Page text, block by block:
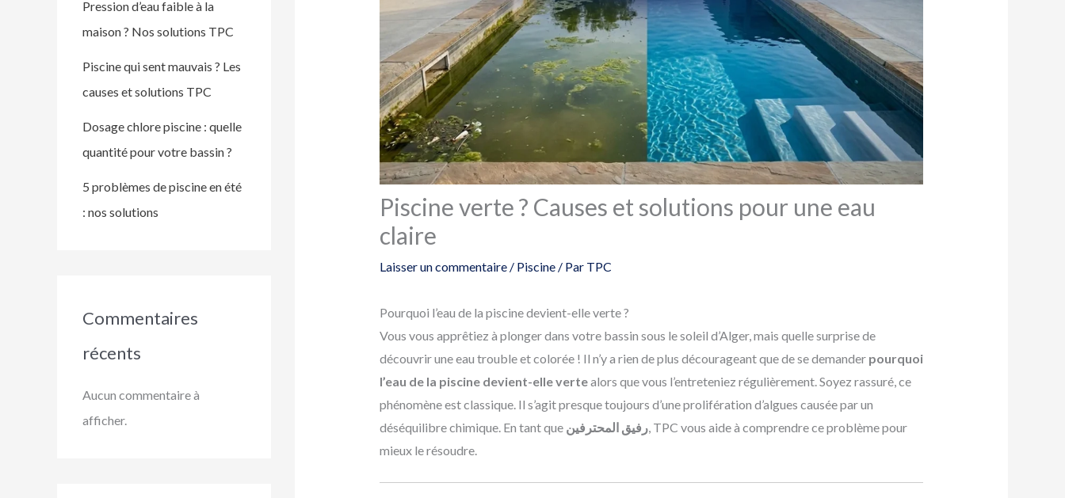
Pression d’eau faible à la
maison ? Nos solutions TPC
Piscine qui sent mauvais ? Les
causes et solutions TPC
Dosage chlore piscine : quelle
quantité pour votre bassin ?
5 problèmes de piscine en été
: nos solutions
Commentaires
récents
Aucun commentaire à
afficher.
Piscine verte ? Causes et solutions pour une eau
claire
Laisser un commentaire / Piscine/ Par TPC
Pourquoi l’eau de la piscine devient-elle verte ?
Vous vous apprêtiez à plonger dans votre bassin sous le soleil d’Alger, mais quelle surprise de
découvrir une eau trouble et colorée ! Il n’y a rien de plus décourageant que de se demander pourquoi
l’eau de la piscine devient-elle vertealors que vous l’entreteniez régulièrement. Soyez rassuré, ce
phénomène est classique. Il s’agit presque toujours d’une prolifération d’algues causée par un
déséquilibre chimique. En tant que رفيق المحترفين, TPC vous aide à comprendre ce problème pour
mieux le résoudre.